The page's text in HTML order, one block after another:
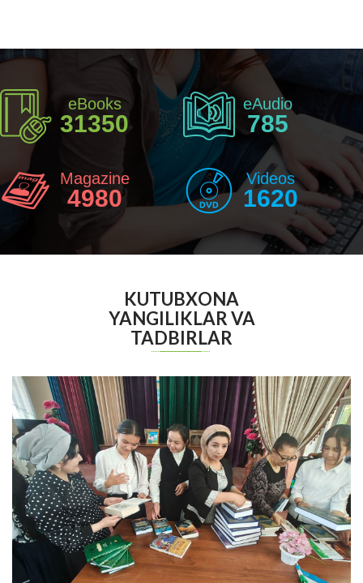
eBooks
31350
eAudio
785
Magazine
4980
Videos
1620
KUTUBXONA
YANGILIKLAR VA
TADBIRLAR